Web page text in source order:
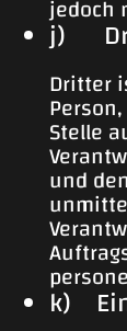
jedoch
j)
Dritter
Stelle
und
k)